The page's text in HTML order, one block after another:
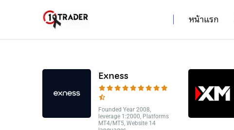
หน้าแรก
Exness
Founded Year 2008,
leverage 1:2000, Platforms
MT4/MT5, Website 14